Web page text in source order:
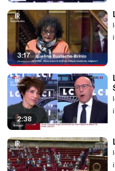
3:17
2:38